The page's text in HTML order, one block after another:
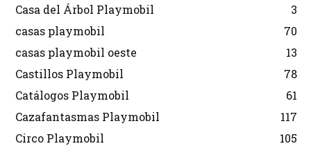
Casa del Árbol Playmobil
3
casas playmobil
70
casas playmobil oeste
13
Castillos Playmobil
78
Catálogos Playmobil
61
Cazafantasmas Playmobil
117
Circo Playmobil
105